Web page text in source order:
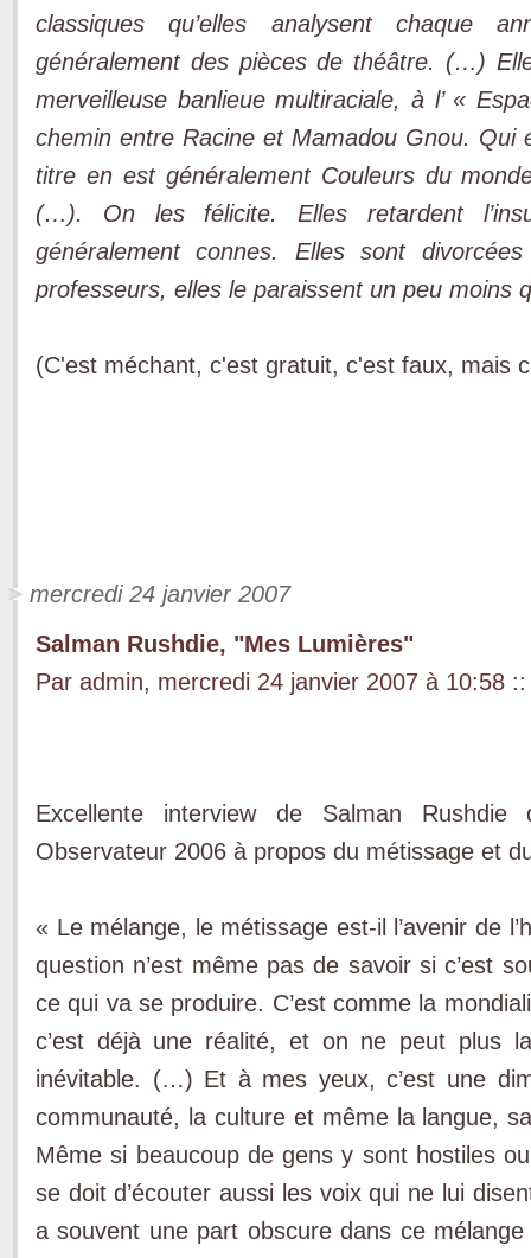
classiques qu’elles analysent chaque
généralement des pièces de théâtre. (…)
merveilleuse banlieue multiraciale, à l’ «
chemin entre Racine et Mamadou Gnou.
titre en est généralement Couleurs du
(…). On les félicite. Elles retardent
généralement connes. Elles sont
professeurs, elles le paraissent un peu moins
(C'est méchant, c'est gratuit, c'est faux, mais
mercredi 24 janvier 2007
Salman Rushdie, "Mes Lumières"
Par admin, mercredi 24 janvier 2007 à 10:58 ::
Excellente interview de Salman
Observateur 2006 à propos du métissage et
« Le mélange, le métissage est-il l’avenir de
question n’est même pas de savoir si c’est
ce qui va se produire. C’est comme la
c’est déjà une réalité, et on ne peut plus
inévitable. (…) Et à mes yeux, c’est une
communauté, la culture et même la langue,
Même si beaucoup de gens y sont hostiles
se doit d’écouter aussi les voix qui ne lui
a souvent une part obscure dans ce